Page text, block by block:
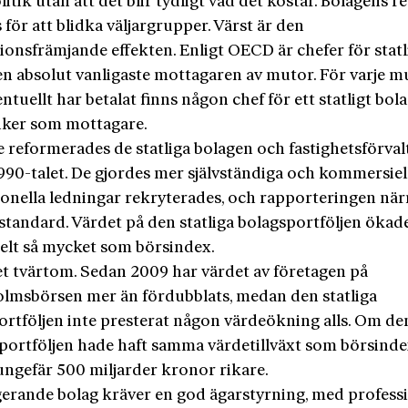
för att blidka väljargrupper. Värst är den
effekten. Enligt OECD är chefer för
absolut vanligaste mottagaren av mutor. För varje
har betalat finns någon chef för ett statligt
som mottagare.
reformerades de statliga bolagen och
talet. De gjordes mer självständiga och
ledningar rekryterades, och rapporteringen
Värdet på den statliga bolagsportföljen
så mycket som börsindex.
tvärtom. Sedan 2009 har värdet av företagen på
mer än fördubblats, medan den statliga
inte presterat någon värdeökning alls. Om
hade haft samma värdetillväxt som
500 miljarder kronor rikare.
bolag kräver en god ägarstyrning, med